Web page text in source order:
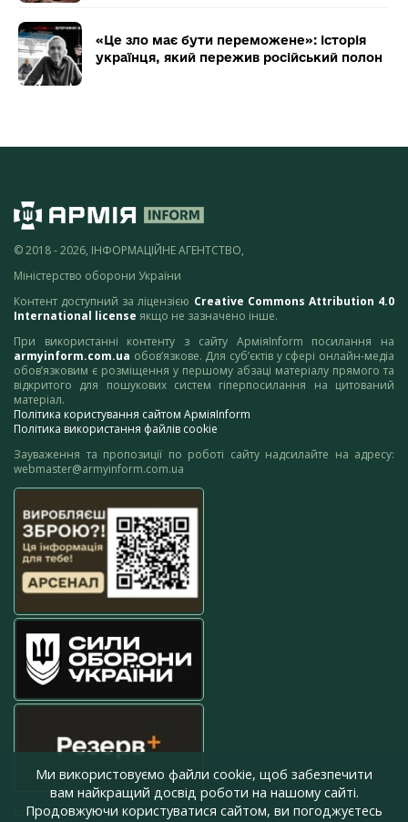
«Це зло має бути переможене»: історія
українця, який пережив російський полон
© 2018 - 2026, ІНФОРМАЦІЙНЕ АГЕНТСТВО,
Міністерство оборони України
Контент доступний за ліцензією Creative Commons Attribution 4.0
International license якщо не зазначено інше.
При використанні контенту з сайту АрміяInform посилання на
armyinform.com.ua обов’язкове. Для суб’єктів у сфері онлайн-медіа
обов’язковим є розміщення у першому абзаці матеріалу прямого та
відкритого для пошукових систем гіперпосилання на цитований
матеріал.
Політика користування сайтом АрміяInform
Політика використання файлів cookie
Зауваження та пропозиції по роботі сайту надсилайте на адресу:
webmaster@armyinform.com.ua
press@armyinform.com.ua
Ми використовуємо файли cookie, щоб забезпечити
вам найкращий досвід роботи на нашому сайті.
Продовжуючи користуватися сайтом, ви погоджуєтесь